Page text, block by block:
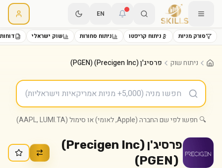
EN
סורק מניות ניתוח קריפטו ניתוח סחורות שוק ישראלי
ניתוח שוק פרסיג'ן (Precigen Inc) (PGEN)
🔍 חפשו לפי שם החברה (Apple, לאומי) או סימול (AAPL, LUMI.TA)
פרסיג'ן (Precigen Inc)
(
PGEN
)